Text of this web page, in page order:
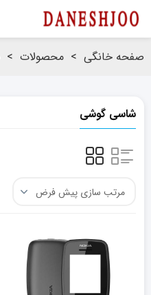
صفحه خانگی > محصولات >
شاسی گوشی